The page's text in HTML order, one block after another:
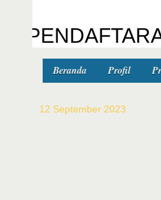
Beranda Profil
12 September 2023